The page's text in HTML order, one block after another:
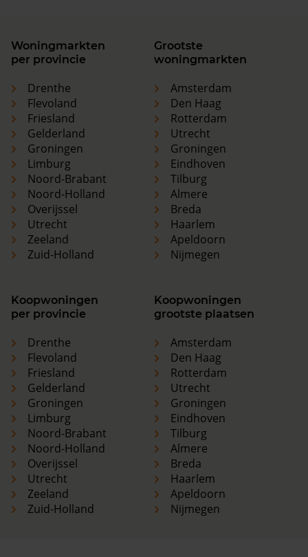
Woningmarkten
per provincie
Drenthe
Flevoland
Friesland
Gelderland
Groningen
Limburg
Noord-Brabant
Noord-Holland
Overijssel
Utrecht
Zeeland
Zuid-Holland
Grootste
woningmarkten
Amsterdam
Den Haag
Rotterdam
Utrecht
Groningen
Eindhoven
Tilburg
Almere
Breda
Haarlem
Apeldoorn
Nijmegen
Koopwoningen
per provincie
Drenthe
Flevoland
Friesland
Gelderland
Groningen
Limburg
Noord-Brabant
Noord-Holland
Overijssel
Utrecht
Zeeland
Zuid-Holland
Koopwoningen
grootste plaatsen
Amsterdam
Den Haag
Rotterdam
Utrecht
Groningen
Eindhoven
Tilburg
Almere
Breda
Haarlem
Apeldoorn
Nijmegen